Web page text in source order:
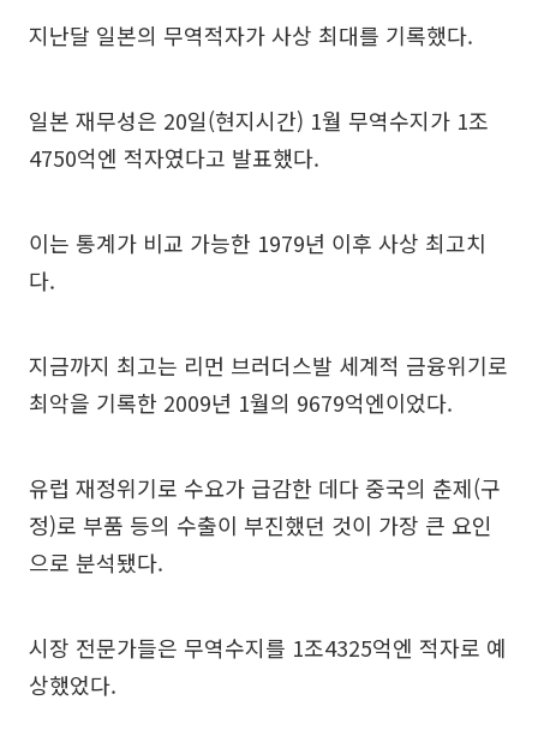
지난달 일본의 무역적자가 사상 최대를 기록했다.
일본 재무성은 20일(현지시간) 1월 무역수지가 1조
4750억엔 적자였다고 발표했다.
이는 통계가 비교 가능한 1979년 이후 사상 최고치
다.
지금까지 최고는 리먼 브러더스발 세계적 금융위기로
최악을 기록한 2009년 1월의 9679억엔이었다.
유럽 재정위기로 수요가 급감한 데다 중국의 춘제(구
정)로 부품 등의 수출이 부진했던 것이 가장 큰 요인
으로 분석됐다.
시장 전문가들은 무역수지를 1조4325억엔 적자로 예
상했었다.